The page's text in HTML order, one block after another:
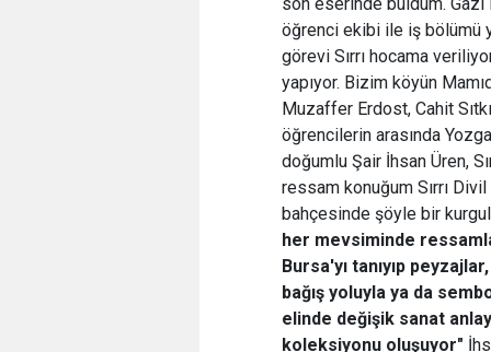
öğrenci ekibi ile iş bölümü
görevi Sırrı hocama
yapıyor. Bizim köyün
Muzaffer Erdost, Cahit
öğrencilerin arasında
doğumlu Şair İhsan Üren,
ressam konuğum Sırrı
bahçesinde şöyle bir
her mevsiminde
Bursa'yı tanıyıp
bağış yoluyla ya da
elinde değişik sanat
koleksiyonu oluşuyor"